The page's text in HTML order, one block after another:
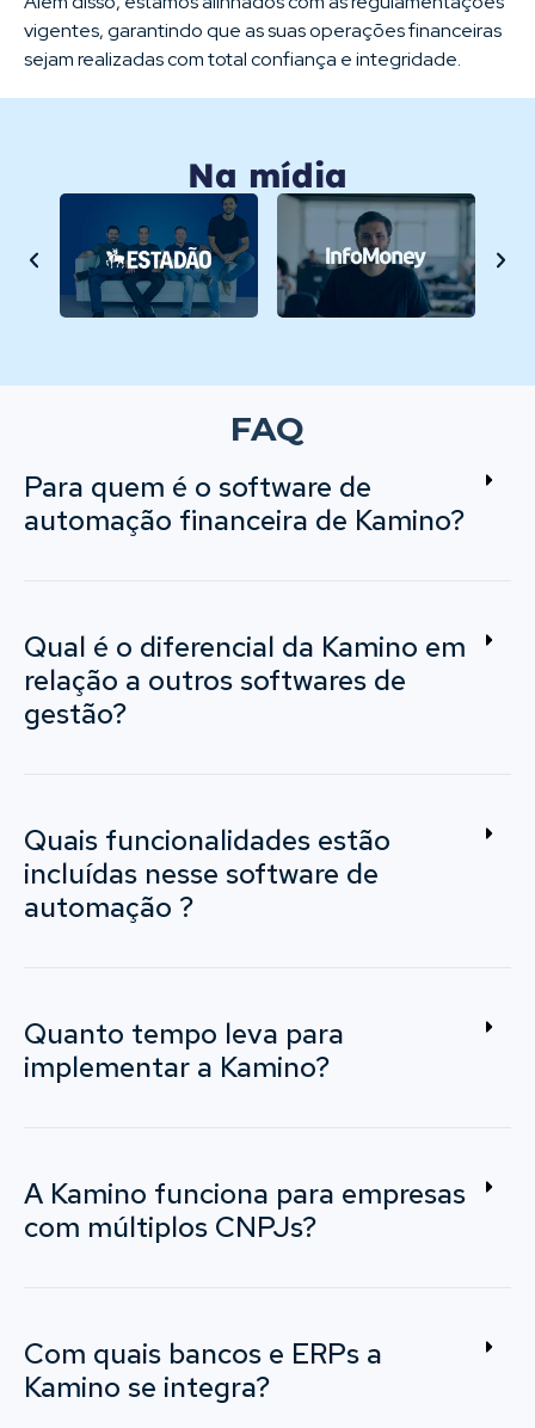
vigentes, garantindo que as suas operações financeiras
sejam realizadas com total confiança e integridade.
Na mídia
FAQ
Para quem é o software de
automação financeira de Kamino?
Qual é o diferencial da Kamino em
relação a outros softwares de
gestão?
Quais funcionalidades estão
incluídas nesse software de
automação ?
Quanto tempo leva para
implementar a Kamino?
A Kamino funciona para empresas
com múltiplos CNPJs?
Com quais bancos e ERPs a
Kamino se integra?